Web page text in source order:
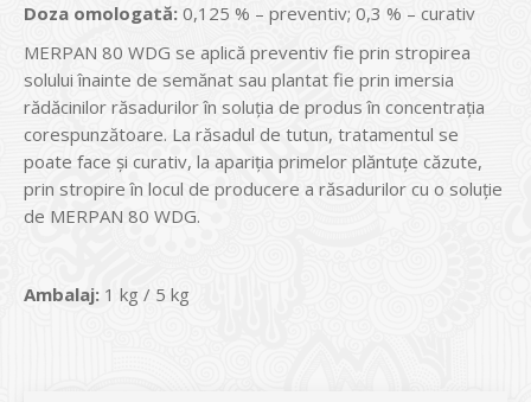
Doza omologată: 0,125 % – preventiv; 0,3 % – curativ
MERPAN 80 WDG se aplică preventiv fie prin stropirea
solului înainte de semănat sau plantat fie prin imersia
rădăcinilor răsadurilor în soluţia de produs în concentraţia
corespunzătoare. La răsadul de tutun, tratamentul se
poate face şi curativ, la apariţia primelor plăntuţe căzute,
prin stropire în locul de producere a răsadurilor cu o soluţie
de MERPAN 80 WDG.
Ambalaj: 1 kg / 5 kg